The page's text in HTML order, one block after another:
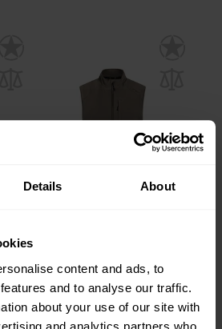
Details About
content and ads, to
and to analyse our traffic.
about your use of our site with
and analytics partners who
6 097 Kč
7 021 Kč